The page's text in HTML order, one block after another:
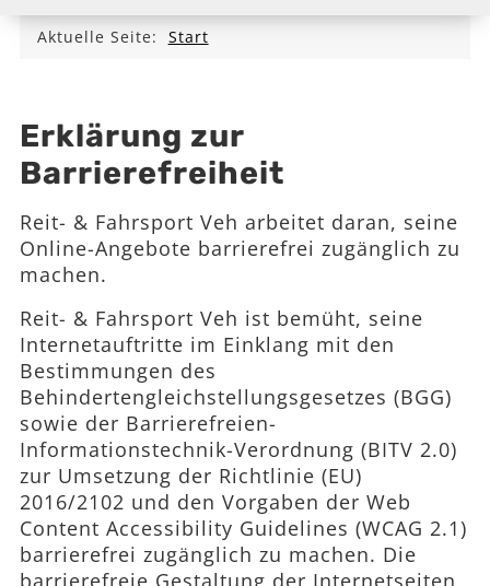
Aktuelle Seite: Start
Erklärung zur
Barrierefreiheit
Reit- & Fahrsport Veh arbeitet daran, seine
Online-Angebote barrierefrei zugänglich zu
machen.
Reit- & Fahrsport Veh ist bemüht, seine
Internetauftritte im Einklang mit den
Bestimmungen des
Behindertengleichstellungsgesetzes (BGG)
sowie der Barrierefreien-
Informationstechnik-Verordnung (BITV 2.0)
zur Umsetzung der Richtlinie (EU)
2016/2102 und den Vorgaben der Web
Content Accessibility Guidelines (WCAG 2.1)
barrierefrei zugänglich zu machen. Die
barrierefreie Gestaltung der Internetseiten